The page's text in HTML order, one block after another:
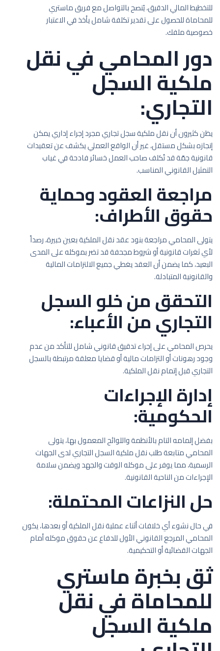
للتخطيط المالي الدقيق، يُنصح بالتواصل مع فريق ماستري
للمحاماة للحصول على تقدير تكلفة شامل يأخذ في الاعتبار
خصوصية ملفك.
دور المحامي في نقل
ملكية السجل
التجاري:
يظن كثيرون أن نقل ملكية سجل تجاري مجرد إجراء إداري يمكن
إنجازه بشكل مستقل، غير أن الواقع العملي يكشف عن تعقيدات
قانونية جمّة قد تُكلف صاحب العمل خسائر فادحة في غياب
التمثيل القانوني المناسب.
مراجعة العقود وحماية
حقوق الأطراف:
يتولى المحامي مراجعة بنود عقد نقل الملكية بعين خبيرة، رصداً
لأي ثغرات قانونية أو شروط مجحفة قد تضر بموكله على المدى
البعيد، كما يضمن أن العقد يغطي جميع الالتزامات المالية
والقانونية المتبادلة.
التحقق من خلو السجل
التجاري من الأعباء:
يحرص المحامي على إجراء تدقيق قانوني شامل للتأكد من عدم
وجود رهونات أو التزامات مالية أو قضايا معلقة مرتبطة بالسجل
التجاري قبل إتمام نقل الملكية.
إدارة الإجراءات
الحكومية:
بفضل إلمامه التام بالأنظمة واللوائح المعمول بها، يتولى
المحامي متابعة طلب نقل ملكية السجل التجاري لدى الجهات
الرسمية، مما يوفر على موكله الوقت والجهد ويضمن سلامة
الإجراءات من الناحية القانونية.
حل النزاعات المحتملة:
في حال نشوء أي خلافات أثناء عملية نقل الملكية أو بعدها، يكون
المحامي المرجع القانوني الأول للدفاع عن حقوق موكله أمام
الجهات القضائية أو التحكيمية.
ثق بخبرة ماستري
للمحاماة في نقل
ملكية السجل